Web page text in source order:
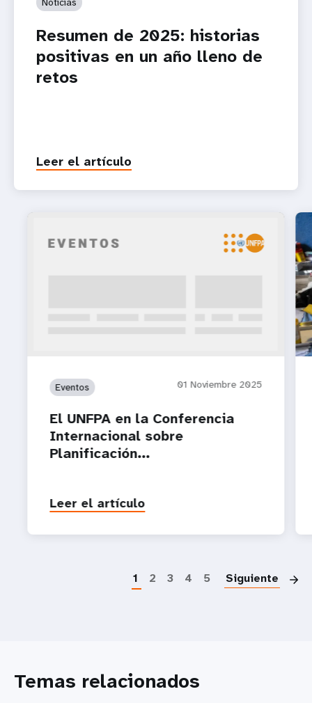
Resumen de 2025: historias
positivas en un año lleno de
retos
Leer el artículo
Eventos 01 Noviembre 2025
El UNFPA en la Conferencia
Internacional sobre
Planificación...
Leer el artículo
1 2 3 4 5 Siguiente
Temas relacionados